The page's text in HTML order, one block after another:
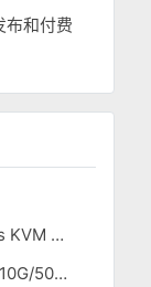
布和付费
90IT::17.5元每月/1核/512M/20G/500G/100Mbps KVM 洛杉矶
【vps优惠码】Tragicservers::$5.94每年128M/10G/500G OpenVZ 洛杉矶&达拉斯